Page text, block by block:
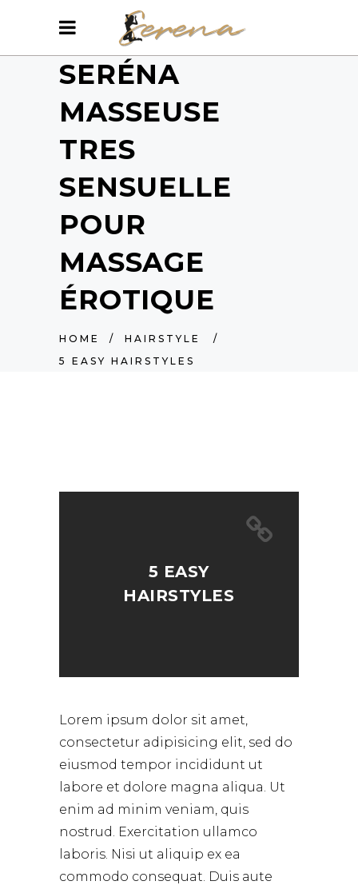
SERÉNA
MASSEUSE
TRES
SENSUELLE
POUR
MASSAGE
ÉROTIQUE
HOME / HAIRSTYLE
/
5 EASY HAIRSTYLES
5 EASY
HAIRSTYLES
Lorem ipsum dolor sit amet,
consectetur adipisicing elit, sed do
eiusmod tempor incididunt ut
labore et dolore magna aliqua. Ut
enim ad minim veniam, quis
nostrud. Exercitation ullamco
laboris. Nisi ut aliquip ex ea
commodo consequat. Duis aute